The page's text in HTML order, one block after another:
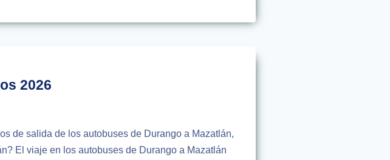
2026
de salida de los autobuses de Durango a Mazatlán,
El viaje en los autobuses de Durango a Mazatlán